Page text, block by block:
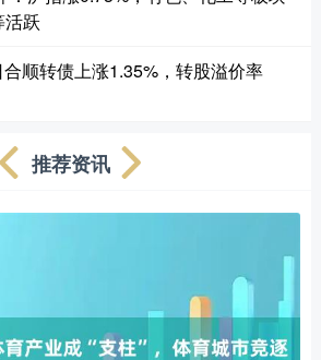
活跃
顺转债上涨1.35%，转股溢价率
推荐资讯